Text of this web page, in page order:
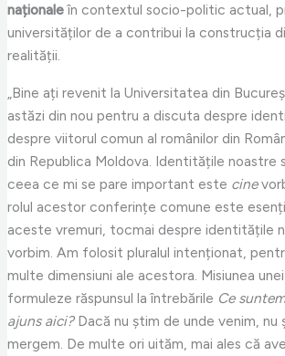
naționaleîn contextul socio-politic actual,
universităților de a contribui la construcția
realității.
„Bine ați revenit la Universitatea din
astăzi din nou pentru a discuta despre
despre viitorul comun al românilor din
din Republica Moldova. Identitățile noastre
ceea ce mi se pare important este cine
rolul acestor conferințe comune este
aceste vremuri, tocmai despre identitățile
vorbim. Am folosit pluralul intenționat,
multe dimensiuni ale acestora. Misiunea
formuleze răspunsul la întrebările Ce
ajuns aici? Dacă nu știm de unde venim,
mergem. De multe ori uităm, mai ales că